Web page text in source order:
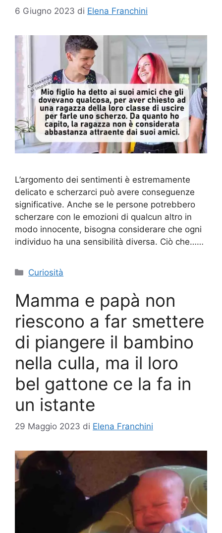
6 Giugno 2023 di Elena Franchini
L’argomento dei sentimenti è estremamente
delicato e scherzarci può avere conseguenze
significative. Anche se le persone potrebbero
scherzare con le emozioni di qualcun altro in
modo innocente, bisogna considerare che ogni
individuo ha una sensibilità diversa. Ciò che……
Categorie
Curiosità
Mamma e papà non
riescono a far smettere
di piangere il bambino
nella culla, ma il loro
bel gattone ce la fa in
un istante
29 Maggio 2023 di Elena Franchini